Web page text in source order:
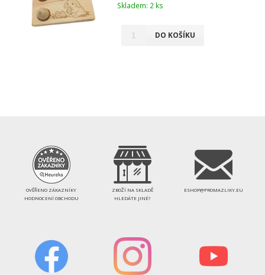
Skladem: 2 ks
DO KOŠÍKU
OVĚŘENO ZÁKAZNÍKY
HODNOCENÍ OBCHODU
ZBOŽÍ NA SKLADĚ
HLEDÁTE JINÉ?
ESHOP@PROMAZLIKY.EU